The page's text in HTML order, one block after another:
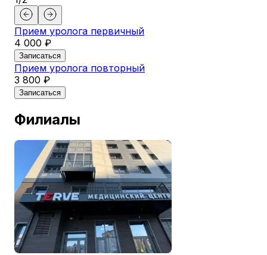
Прием уролога первичный
4 000 ₽
Записаться
Прием уролога повторный
3 800 ₽
Записаться
Филиалы